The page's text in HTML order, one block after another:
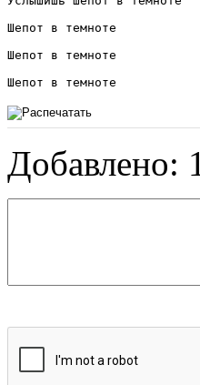
Шепот в темноте
Шепот в темноте
Шепот в темноте
Добавлено: